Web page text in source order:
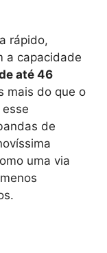
rápido,
a capacidade
até 46
mais do que o
de
uma via